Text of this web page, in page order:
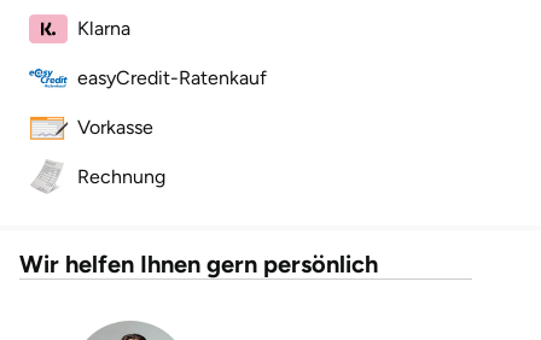
Klarna
easyCredit-Ratenkauf
Vorkasse
Rechnung
Wir helfen Ihnen gern persönlich